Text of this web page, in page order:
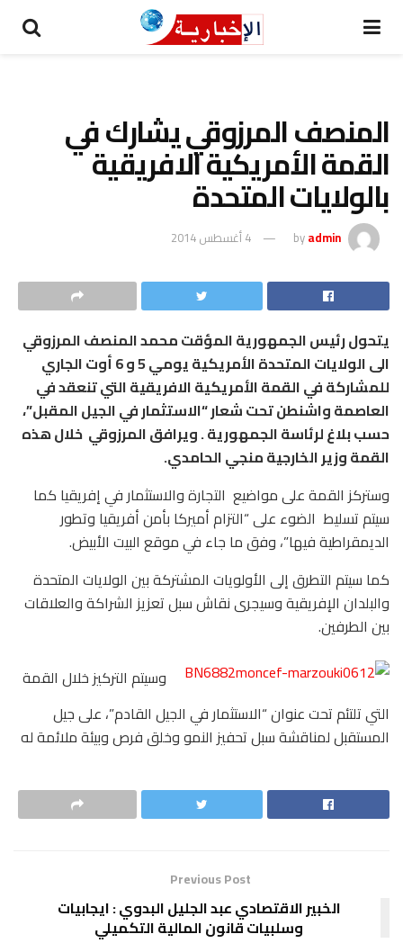
المنصف المرزوقي يشارك في
القمة الأمريكية الافريقية
بالولايات المتحدة
byadmin 4 أغسطس 2014
يتحول رئيس الجمهورية المؤقت محمد المنصف المرزوقي
الى الولايات المتحدة الأمريكية يومي 5 و 6 أوت الجاري
للمشاركة في القمة الأمريكية الافريقية التي تنعقد في
العاصمة واشنطن تحت شعار “الاستثمار في الجيل المقبل”،
حسب بلاغ لرئاسة الجمهورية . ويرافق المرزوقي خلال هذه
القمة وزير الخارجية منجي الحامدي.
وستركز القمة على مواضيع التجارة والاستثمار في إفريقيا كما
سيتم تسليط الضوء على “التزام أميركا بأمن أفريقيا وتطور
الديمقراطية فيها”، وفق ما جاء في موقع البيت الأبيض.
كما سيتم التطرق إلى الأولويات المشتركة بين الولايات المتحدة
والبلدان الإفريقية وسيجرى نقاش سبل تعزيز الشراكة والعلاقات
بين الطرفين.
وسيتم التركيز خلال القمة
التي تلتئم تحت عنوان “الاستثمار في الجيل القادم”، على جيل
المستقبل لمناقشة سبل تحفيز النمو وخلق فرص وبيئة ملائمة له
Previous Post
الخبير الاقتصادي عبد الجليل البدوي : ايجابيات
وسلبيات قانون المالية التكميلي